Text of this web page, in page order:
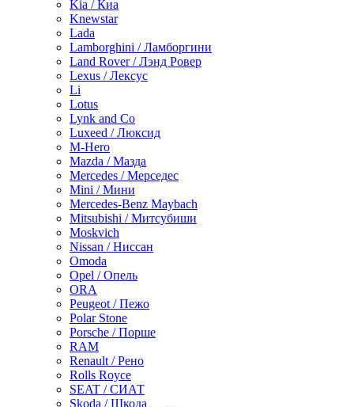
Kia / Киа
Knewstar
Lada
Lamborghini / Ламборгини
Land Rover / Лэнд Ровер
Lexus / Лексус
Li
Lotus
Lynk and Co
Luxeed / Люксид
M-Hero
Mazda / Мазда
Mercedes / Мерседес
Mini / Мини
Mercedes-Benz Maybach
Mitsubishi / Митсубиши
Moskvich
Nissan / Ниссан
Omoda
Opel / Опель
ORA
Peugeot / Пежо
Polar Stone
Porsche / Порше
RAM
Renault / Рено
Rolls Royce
SEAT / СИАТ
Skoda / Шкода